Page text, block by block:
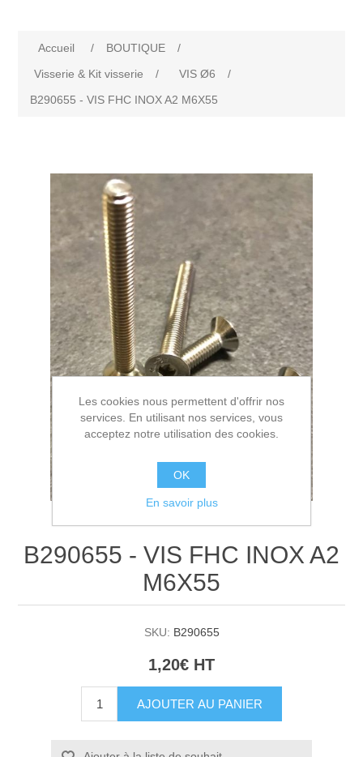
Accueil / BOUTIQUE
/
Visserie & Kit visserie
/ VIS Ø6
/
B290655 - VIS FHC INOX A2 M6X55
B290655 - VIS FHC INOX A2
M6X55
SKU: B290655
1,20€ HT
AJOUTER AU PANIER
Les cookies nous permettent d'offrir nos
services. En utilisant nos services, vous
acceptez notre utilisation des cookies.
OK
En savoir plus